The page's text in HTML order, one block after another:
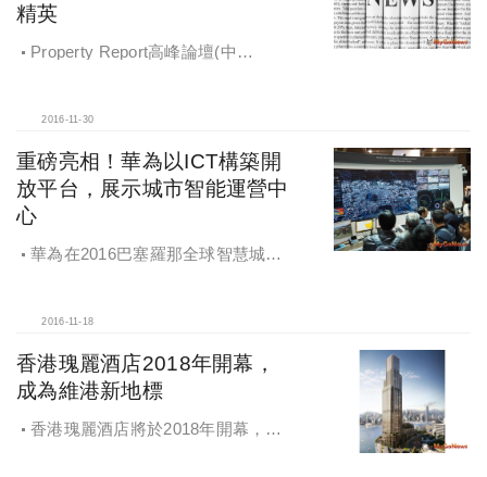
精英
Property Report高峰論壇(中
2016-11-30
重磅亮相！華為以ICT構築開
放平台，展示城市智能運營中
心
華為在2016巴塞羅那全球智慧城市
2016-11-18
香港瑰麗酒店2018年開幕，
成為維港新地標
香港瑰麗酒店將於2018年開幕，成